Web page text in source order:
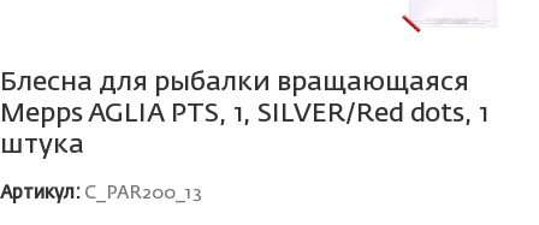
Блесна для рыбалки вращающаяся
Mepps AGLIA PTS, 1, SILVER/Red dots, 1
штука
Артикул: C_PAR200_13